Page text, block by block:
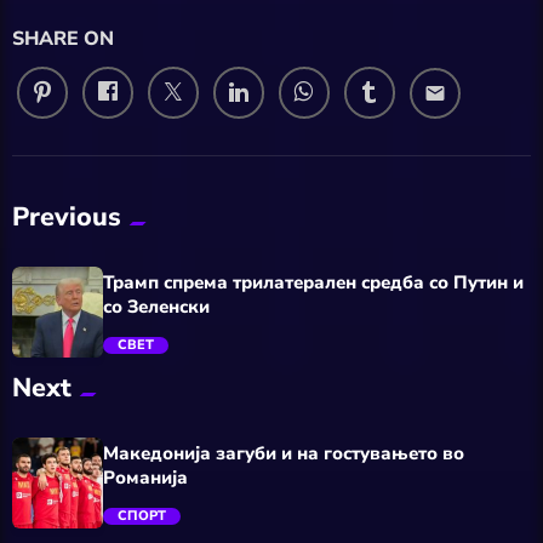
SHARE ON
email
Previous
trending_flat
Трамп спрема трилатерален средба со Путин и
со Зеленски
СВЕТ
Next
Македонија загуби и на гостувањето во
Романија
СПОРТ